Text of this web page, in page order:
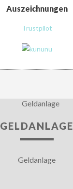
Auszeichnungen
Trustpilot
GELDANLAGE
Geldanlage